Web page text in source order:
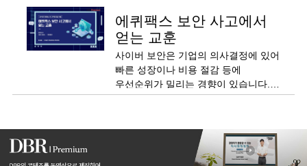
에퀴팩스 보안 사고에서
얻는 교훈
사이버 보안은 기업의 의사결정에 있어
빠른 성장이나 비용 절감 등에
우선순위가 밀리는 경향이 있습니다.
사이버 보안에 대한 ‘반(半)의식적
방법을 에퀴팩스 사태를 통해